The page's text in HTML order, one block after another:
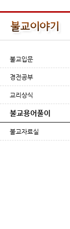
불교입문
경전공부
교리상식
불교용어풀이
불교자료실